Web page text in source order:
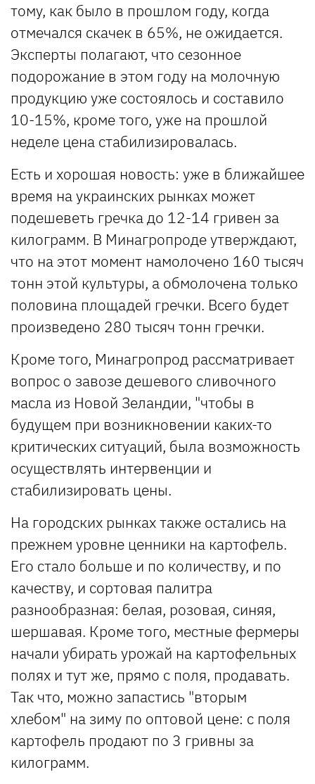
тому, как было в прошлом году, когда
отмечался скачек в 65%, не ожидается.
Эксперты полагают, что сезонное
подорожание в этом году на молочную
продукцию уже состоялось и составило
10-15%, кроме того, уже на прошлой
неделе цена стабилизировалась.
Есть и хорошая новость: уже в ближайшее
время на украинских рынках может
подешеветь гречка до 12-14 гривен за
килограмм. В Минагропроде утверждают,
что на этот момент намолочено 160 тысяч
тонн этой культуры, а обмолочена только
половина площадей гречки. Всего будет
произведено 280 тысяч тонн гречки.
Кроме того, Минагропрод рассматривает
вопрос о завозе дешевого сливочного
масла из Новой Зеландии, "чтобы в
будущем при возникновении каких-то
критических ситуаций, была возможность
осуществлять интервенции и
стабилизировать цены.
На городских рынках также остались на
прежнем уровне ценники на картофель.
Его стало больше и по количеству, и по
качеству, и сортовая палитра
разнообразная: белая, розовая, синяя,
шершавая. Кроме того, местные фермеры
начали убирать урожай на картофельных
полях и тут же, прямо с поля, продавать.
Так что, можно запастись "вторым
хлебом" на зиму по оптовой цене: с поля
картофель продают по 3 гривны за
килограмм.